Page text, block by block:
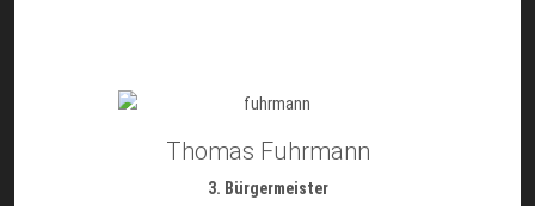
Thomas Fuhrmann
3. Bürgermeister